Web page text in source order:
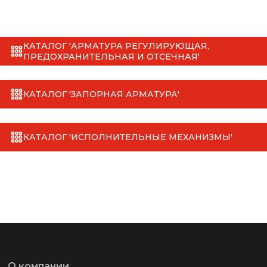
КАТАЛОГ 'АРМАТУРА РЕГУЛИРУЮЩАЯ,
ПРЕДОХРАНИТЕЛЬНАЯ И ОТСЕЧНАЯ'
КАТАЛОГ 'ЗАПОРНАЯ АРМАТУРА'
КАТАЛОГ 'ИСПОЛНИТЕЛЬНЫЕ МЕХАНИЗМЫ'